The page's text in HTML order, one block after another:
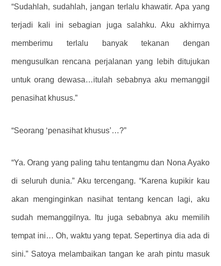
“Sudahlah, sudahlah, jangan terlalu khawatir. Apa yang
terjadi kali ini sebagian juga salahku. Aku akhirnya
memberimu terlalu banyak tekanan dengan
mengusulkan rencana perjalanan yang lebih ditujukan
untuk orang dewasa…itulah sebabnya aku memanggil
penasihat khusus.”
“Seorang ‘penasihat khusus’…?”
“Ya. Orang yang paling tahu tentangmu dan Nona Ayako
di seluruh dunia.” Aku tercengang. “Karena kupikir kau
akan menginginkan nasihat tentang kencan lagi, aku
sudah memanggilnya. Itu juga sebabnya aku memilih
tempat ini… Oh, waktu yang tepat. Sepertinya dia ada di
sini.” Satoya melambaikan tangan ke arah pintu masuk